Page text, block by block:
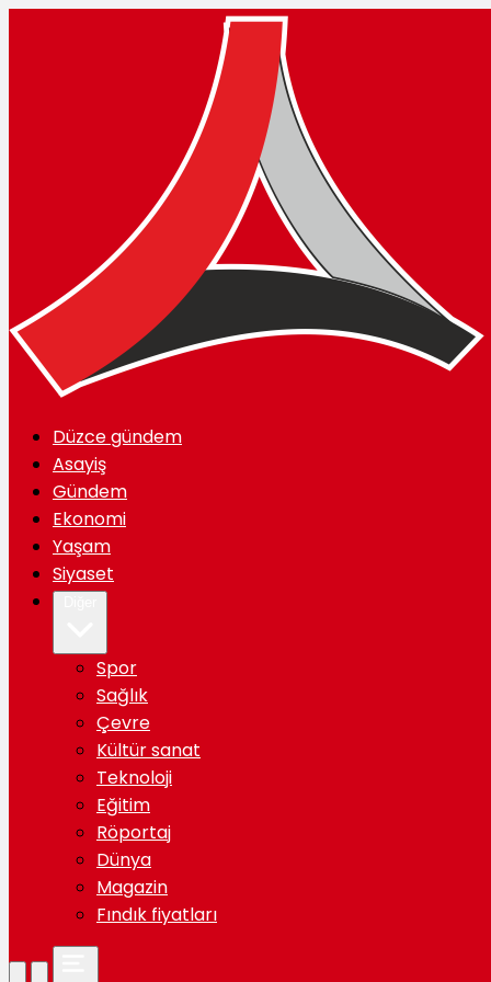
Düzce gündem
Asayiş
Gündem
Ekonomi
Yaşam
Siyaset
Spor
Sağlık
Çevre
Kültür sanat
Teknoloji
Eğitim
Röportaj
Dünya
Magazin
Fındık fiyatları